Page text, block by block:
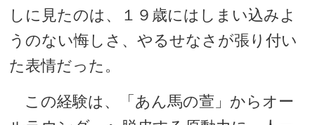
しに見たのは、１９歳にはしまい込みよ
うのない悔しさ、やるせなさが張り付い
た表情だった。
この経験は、「あん馬の萱」からオー